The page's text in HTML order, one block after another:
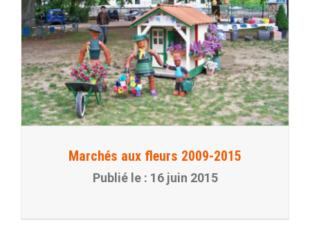
Marchés aux fleurs 2009-2015
16 juin 2015